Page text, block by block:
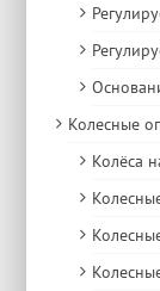
Колесные
Колёса